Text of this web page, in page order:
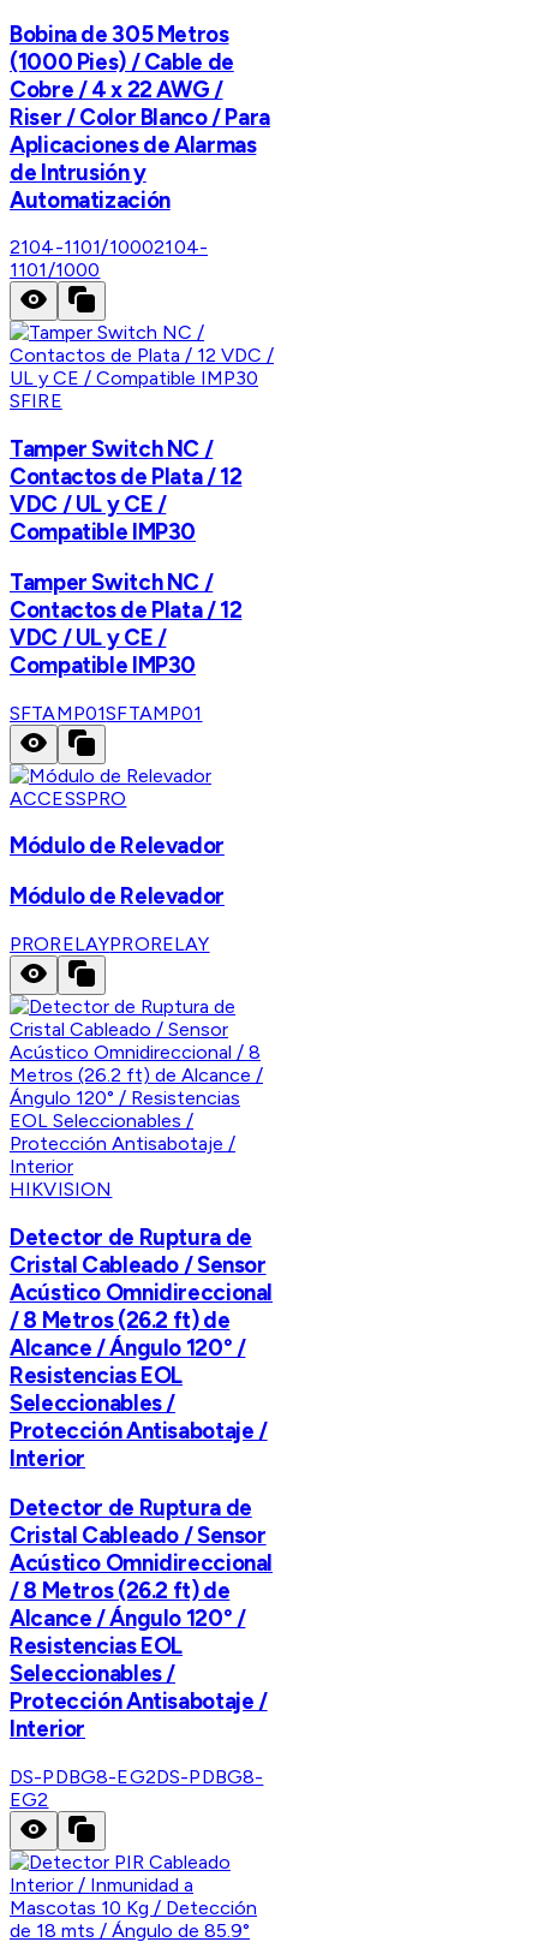
Bobina de 305 Metros
(1000 Pies) / Cable de
Cobre / 4 x 22 AWG /
Riser / Color Blanco / Para
Aplicaciones de Alarmas
de Intrusión y
Automatización
2104-1101/10002104-
1101/1000
SFIRE
Tamper Switch NC /
Contactos de Plata / 12
VDC / UL y CE /
Compatible IMP30
Tamper Switch NC /
Contactos de Plata / 12
VDC / UL y CE /
Compatible IMP30
SFTAMP01SFTAMP01
ACCESSPRO
Módulo de Relevador
Módulo de Relevador
PRORELAYPRORELAY
HIKVISION
Detector de Ruptura de
Cristal Cableado / Sensor
Acústico Omnidireccional
/ 8 Metros (26.2 ft) de
Alcance / Ángulo 120° /
Resistencias EOL
Seleccionables /
Protección Antisabotaje /
Interior
Detector de Ruptura de
Cristal Cableado / Sensor
Acústico Omnidireccional
/ 8 Metros (26.2 ft) de
Alcance / Ángulo 120° /
Resistencias EOL
Seleccionables /
Protección Antisabotaje /
Interior
DS-PDBG8-EG2DS-PDBG8-
EG2